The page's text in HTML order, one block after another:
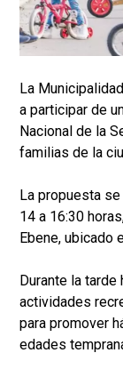
La
a participar de
Nacional de la
familias de la
La propuesta
14 a 16:30
Ebene, ubicado
Durante la
actividades
para promover
edades